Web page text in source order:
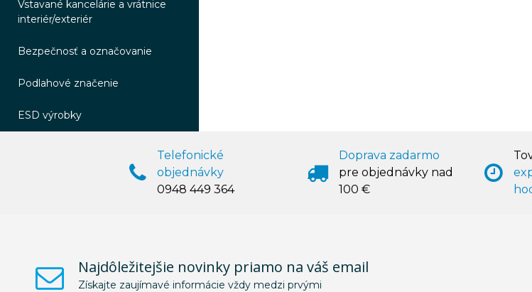
Vstavané kancelárie a vrátnice
interiér/exteriér
Bezpečnosť a označovanie
Podlahové značenie
ESD výrobky
Telefonické
objednávky
0948 449 364
Doprava zadarmo
pre objednávky nad
100 €
Najdôležitejšie novinky priamo na váš email
Získajte zaujímavé informácie vždy medzi prvými